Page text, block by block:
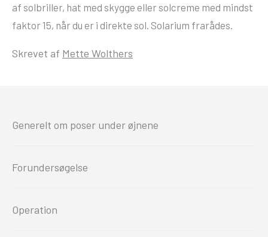
af solbriller, hat med skygge eller solcreme med mindst
faktor 15, når du er i direkte sol. Solarium frarådes.
Skrevet af Mette Wolthers
Generelt om poser under øjnene
Forundersøgelse
Operation